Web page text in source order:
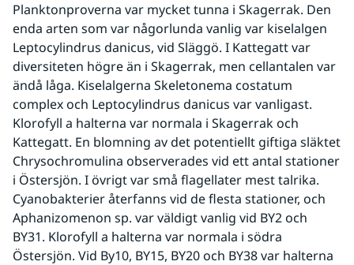
Planktonproverna var mycket tunna i Skagerrak. Den
enda arten som var någorlunda vanlig var kiselalgen
Leptocylindrus danicus, vid Släggö. I Kattegatt var
diversiteten högre än i Skagerrak, men cellantalen var
ändå låga. Kiselalgerna Skeletonema costatum
complex och Leptocylindrus danicus var vanligast.
Klorofyll a halterna var normala i Skagerrak och
Kattegatt. En blomning av det potentiellt giftiga släktet
Chrysochromulina observerades vid ett antal stationer
i Östersjön. I övrigt var små flagellater mest talrika.
Cyanobakterier återfanns vid de flesta stationer, och
Aphanizomenon sp. var väldigt vanlig vid BY2 och
BY31. Klorofyll a halterna var normala i södra
Östersjön. Vid By10, BY15, BY20 och BY38 var halterna